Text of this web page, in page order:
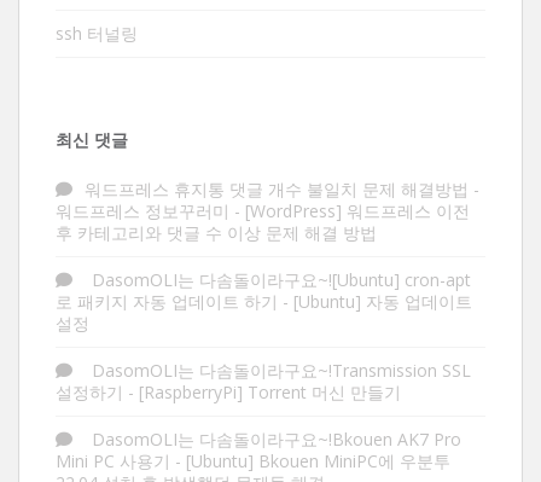
ssh 터널링
최신 댓글
워드프레스 휴지통 댓글 개수 불일치 문제 해결방법 -
워드프레스 정보꾸러미 - [WordPress] 워드프레스 이전
후 카테고리와 댓글 수 이상 문제 해결 방법
DasomOLI는 다솜돌이라구요~![Ubuntu] cron-apt
로 패키지 자동 업데이트 하기 - [Ubuntu] 자동 업데이트
설정
DasomOLI는 다솜돌이라구요~!Transmission SSL
설정하기 - [RaspberryPi] Torrent 머신 만들기
DasomOLI는 다솜돌이라구요~!Bkouen AK7 Pro
Mini PC 사용기 - [Ubuntu] Bkouen MiniPC에 우분투